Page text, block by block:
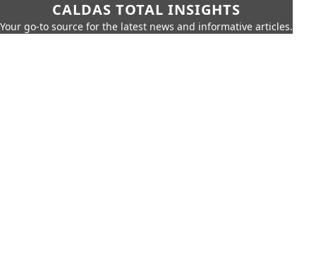
CALDAS TOTAL INSIGHTS
Your go-to source for the latest news and informative articles.